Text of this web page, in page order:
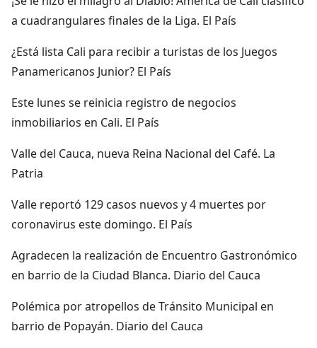
a cuadrangulares finales de la Liga. El País
¿Está lista Cali para recibir a turistas de los Juegos
Panamericanos Junior? El País
Este lunes se reinicia registro de negocios
inmobiliarios en Cali. El País
Valle del Cauca, nueva Reina Nacional del Café. La
Patria
Valle reportó 129 casos nuevos y 4 muertes por
coronavirus este domingo. El País
Agradecen la realización de Encuentro Gastronómico
en barrio de la Ciudad Blanca. Diario del Cauca
Polémica por atropellos de Tránsito Municipal en
barrio de Popayán. Diario del Cauca